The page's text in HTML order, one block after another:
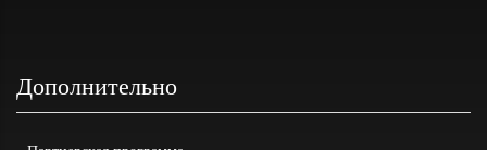
Дополнительно